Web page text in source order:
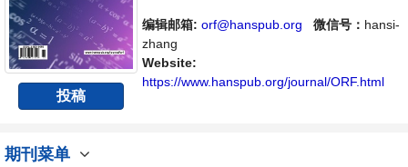
投稿
在给世界范围内的科学家、学者、科研人员提
供一个传播、分享和讨论运筹与模糊学领域内
不同方向问题与发展的交流平台。
编辑邮箱: orf@hanspub.org 微信号： hansi-
zhang
Website:
https://www.hanspub.org/journal/ORF.html
期刊菜单